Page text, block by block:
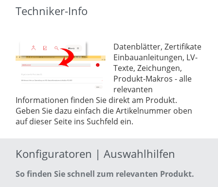
Techniker-Info
Datenblätter, Zertifikate
Einbauanleitungen, LV-
Texte, Zeichungen,
Produkt-Makros -alle
relevanten
Informationen finden Sie direkt am Produkt.
Geben Sie dazu einfach die Artikelnummer oben
auf dieser Seite ins Suchfeld ein.
Konfiguratoren | Auswahlhilfen
So finden Sie schnell zum relevanten Produkt.